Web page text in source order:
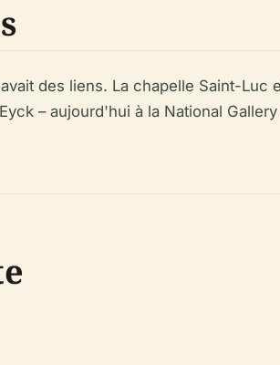
des liens. La chapelle Saint-Luc
– aujourd'hui à la National